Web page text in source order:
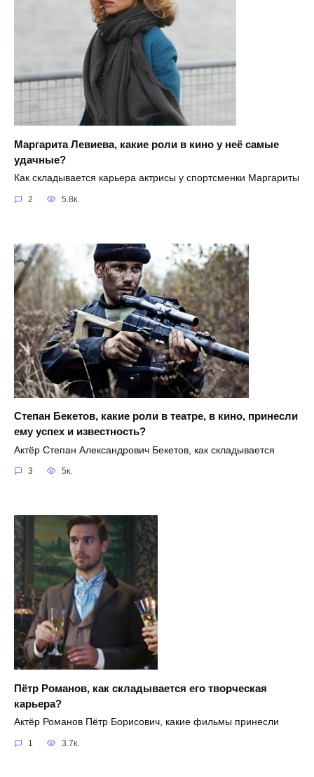
Маргарита Левиева, какие роли в кино у неё самые
удачные?
Как складывается карьера актрисы у спортсменки Маргариты
2 5.8к.
Степан Бекетов, какие роли в театре, в кино, принесли
ему успех и известность?
Актёр Степан Александрович Бекетов, как складывается
3 5к.
Пётр Романов, как складывается его творческая
карьера?
Актёр Романов Пётр Борисович, какие фильмы принесли
1 3.7к.